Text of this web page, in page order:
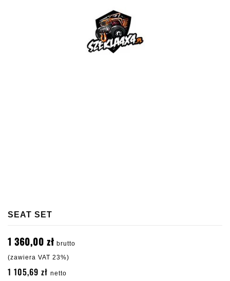
SEAT SET
1 360,00 zł brutto
(zawiera VAT 23%)
1 105,69 zł netto